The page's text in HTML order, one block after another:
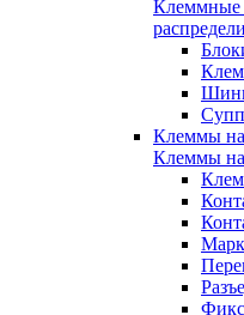
Клеммные
Клеммы
Клеммы